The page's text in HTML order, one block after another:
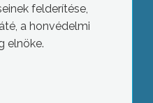
felderítése,
a honvédelmi
elnöke.